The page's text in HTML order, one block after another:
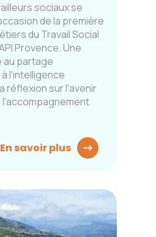
sociaux se
de la première
du Travail Social
Provence. Une
au partage
l'intelligence
réflexion sur l'avenir
En savoir plus